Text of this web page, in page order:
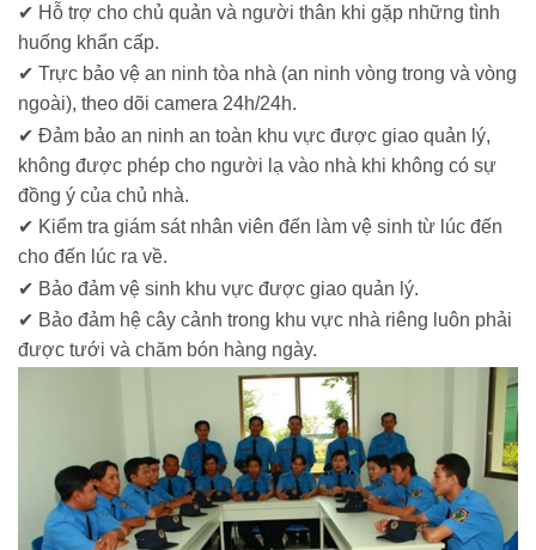
✔ Hỗ trợ cho chủ quản và người thân khi gặp những tình
huống khẩn cấp.
✔ Trực bảo vệ an ninh tòa nhà (an ninh vòng trong và vòng
ngoài), theo dõi camera 24h/24h.
✔ Đảm bảo an ninh an toàn khu vực được giao quản lý,
không được phép cho người lạ vào nhà khi không có sự
đồng ý của chủ nhà.
✔ Kiểm tra giám sát nhân viên đến làm vệ sinh từ lúc đến
cho đến lúc ra về.
✔ Bảo đảm vệ sinh khu vực được giao quản lý.
✔ Bảo đảm hệ cây cảnh trong khu vực nhà riêng luôn phải
được tưới và chăm bón hàng ngày.